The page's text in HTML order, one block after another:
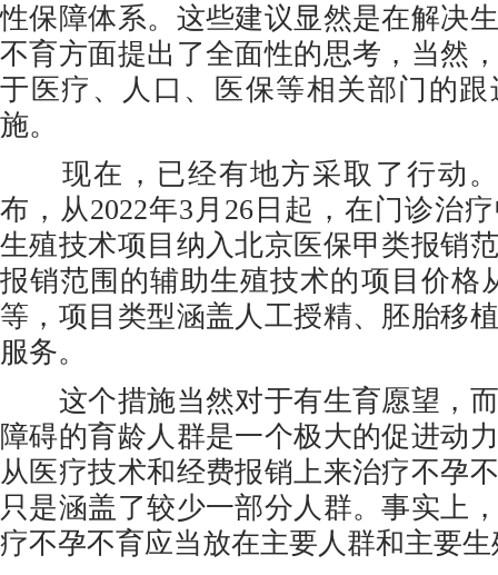
性保障体系。这些建议显然是在解决
不育方面提出了全面性的思考，当然
于医疗、人口、医保等相关部门的
施。
现在，已经有地方采取了行动。
布，从2022年3月26日起，在门诊治
生殖技术项目纳入北京医保甲类报销
报销范围的辅助生殖技术的项目价格
等，项目类型涵盖人工授精、胚胎移
服务。
这个措施当然对于有生育愿望，而
障碍的育龄人群是一个极大的促进动
从医疗技术和经费报销上来治疗不孕
只是涵盖了较少一部分人群。事实上
疗不孕不育应当放在主要人群和主要